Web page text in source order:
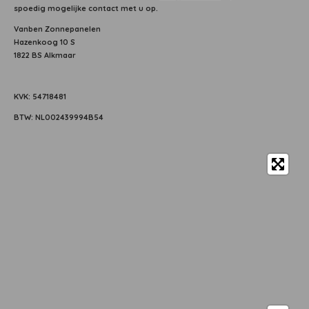
spoedig mogelijke contact met u op.
Vanben Zonnepanelen
Hazenkoog 10 S
1822 BS Alkmaar
KVK: 54718481
BTW: NL002439994B54